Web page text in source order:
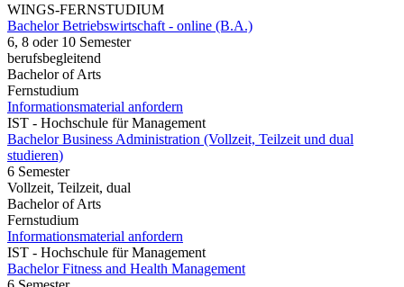
WINGS-FERNSTUDIUM
Bachelor Betriebswirtschaft - online (B.A.)
6, 8 oder 10 Semester
berufsbegleitend
Bachelor of Arts
Fernstudium
Informationsmaterial anfordern
IST - Hochschule für Management
Bachelor Business Administration (Vollzeit, Teilzeit und dual
studieren)
6 Semester
Vollzeit, Teilzeit, dual
Bachelor of Arts
Fernstudium
Informationsmaterial anfordern
IST - Hochschule für Management
Bachelor Fitness and Health Management